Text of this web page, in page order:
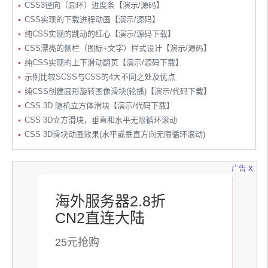
CSS3径向（圆环）进度条【演示/源码】
CSS实现的下载进程动画【演示/源码】
纯CSS实现的跳动的红心【演示/源码下载】
CSS漂亮的侧栏（图标+文字）样式设计【演示/源码】
纯CSS实现的上下滑动翻页【演示/源码下载】
示例比较SCSS与CSS的4大不同之处及优点
纯CSS创建圆形旋转图像滑块(轮播)【演示/代码下载】
CSS 3D 随机立方体滑块【演示/代码下载】
CSS 3D立方滑块，垂直和水平无限循环滚动
CSS 3D滑块动画效果(水平或垂直方向无限循环滚动)
广告
海外服务器2.8折
CN2直连大陆
25元抢购
x